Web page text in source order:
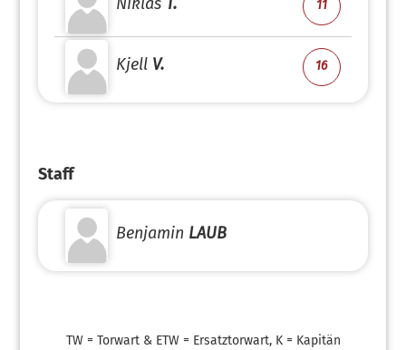
11
Kjell V. 16
Staff
Benjamin LAUB
TW = Torwart & ETW = Ersatztorwart, K = Kapitän